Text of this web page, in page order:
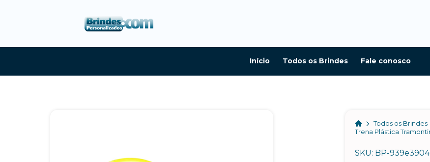
Início Todos os Brindes Fale conosco
HomeTodos os Brindes
Trena Plástica
SKU: BP-